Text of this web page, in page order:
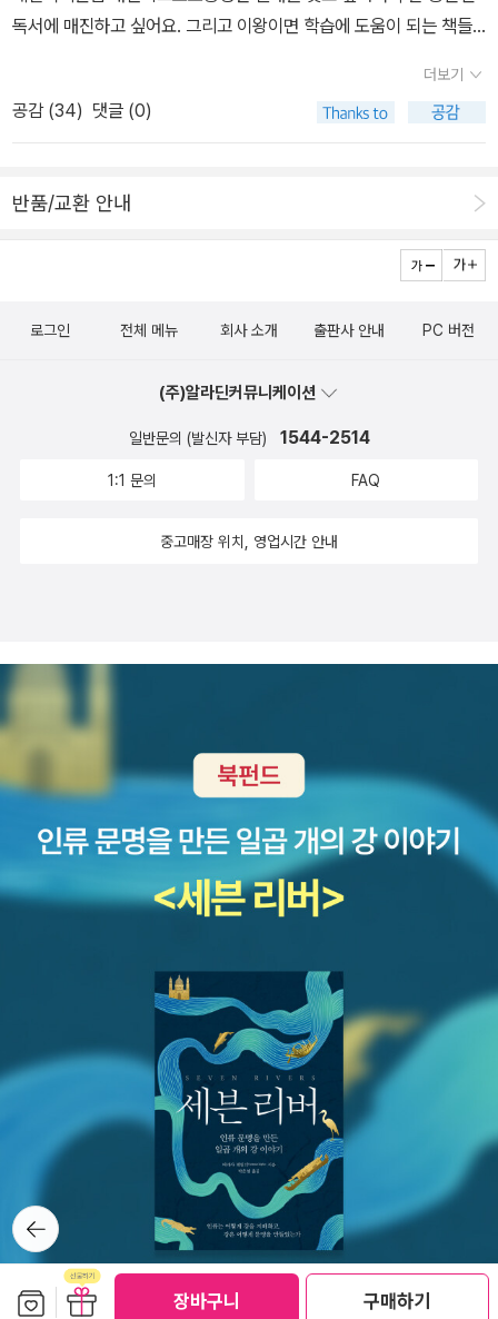
장바구니 구매하기
그림책 모두의 일러스트)가 만든 작품이라 나름 가치가 상당하다. 도
킨스의 글은 딱딱해서 쉽게 읽히는 편은 아니지만, 인간은 DNA의 숙
주일뿐이라는 획기적인 발상은 그를 최고의 생물학자의 위치로 올려
놓은 업적이라 관심을 갖지 않을 수 없다. 자신을 전투적 무신론자로
치오 카쿠처럼 재밌게 씌여져 있기를. 나도 부모의 입장이지만, 아이
갈비뼈로 이브를 만들었는데, 그 이브가 뱀의 유혹에 빠져 우리는 원
죄를 짓고 있다느니, 혹은 단군이 호랑이와 곰에게 동굴에서 마늘만
먹으면 사람이 될 수 있다고 해서 곰이 어둠컴컴한 동굴에서 몇날 며
하고 싶지는 않다. 만약 신화로 아이들에게 인류 기원이나 지구의 탄
대한 신화는 카쿠의 평행우주에서도 언급되었는데, 그러고 보면 옛날
사람들도 세상이 어떻게 시작되었는지, 사람은 어떻게 태어났는지에
의 선조들은 각 나라의 신화를 만들어 세상을, 인류의 기원을 이야기
작은 점에서 시작되었다. 러시아의 물리학자 조지 가모브는 만약 우
리 우주가 먼 옛날, 한 점에 집중되어 있었다고 한다면, 엄청난 고온,
고밀도의 상태였음에 틀림없다,고 말한다. 그리고 어느 순간 그 점이
한순간 폭발되었고, 빅뱅때 생성된 뜨거운 열 속에서 우주를 이루는
모든 원소들이 만들어졌다는 논문을 그의 제자인 알퍼와 함께 내 놓
았지만, 폭발 3초후 뜨거웠던 열기는 급속하게 냉각되면서 무거운 원
소를 만들어 낼 수 없다는 모순때문에 그의 이론은 한동안 폐기되었
다. 빅뱅 3초동안 만들어질 수 있는 원소는 가벼운 원소인 수소와 헬
륨이었고 그래서 우리 우주의 대부분을 차지하는 원소는 수소와 헬륨
단 말인가 ? 그와 대척점에 섰던, 정상상태우주론을 주장했던 프레드
호일에 의해 우주에서 어떻게 무거운 원소가 만들어 질 수 있는가를
밝혀지게 된다. 무거운 원소는 별의 내부에서 만들어지는데, 초신성
같이 엄청난 열로 끓고 있는 별의 내부에서 핵융합이 일어나ㅁ, 초신
성은 수명을 다하여 죽는 순간 온도가 조단위까지 올라가므로 별내부
에서 무거운 원소들이 만들어진다는 것이다. 우리가 현재 살고 있는
우주는 이렇게 가벼운 원소와 무거운 원소가 만나 만들어졌다. 그리
고 우주의 많은 별들중에서 우리가 살고 있는 지구는 유일한 생명체
가 살고 있는데, 다른 은하에도 생명체가 살 가능성은 많지만 아직 발
견되지 않았다. 단지 외계인이 있을 수 있다라는 짐작뿐이다. 지구에
서 어떻게 생명체가 탄생할 수 있었을까? 적절한 우연의 산물이라고
독서에 매진하고 싶어요. 그리고 이왕이면 학습에 도움이 되는 책들
은 것은 없는 것 같습니다. 물론 친구도 가족도 소중하지만 그 옆에 책
이 있으면 더욱 좋지요. 함께 책을 읽기도 하고, 서로 의견을 나누기도
하는 멋진 존재 - 책이 아닐까 싶어요.한 줄의 반성문 유타루 지음, 오
엄마들에게 모두 사랑을 받는 필독서같네요. 이번에 나온 책 제목이
[한 줄의 반성문]인 것을 보고, 학창시절이 떠오르는 분들이 많을 것
같네요.한 권으로 보는 그림 문화재 백과 이광표 지음, 이혁 그림 / 진
~ 으로 시작되는 책 모두 탐이 납니다.이 책을 보면서 우리나라 문화
트 - 전4권 조혜란 글.그림 / 보리 / 2010년 10월쿠폰북에서 나오는
개념잡는 수학동화 시리즈도 참 마음에 드는 책입니다.어려운 수학을
생들이 두고두고 읽으면 좋을 것 같네요.위엄가득 빅토리아 여왕 앨
2010년 10월주니어김영사에서 나오는 스테디셀러 .[앗, 이렇게 생
로니모 스틸턴 지음, 이현경 옮김 / 주니어랜덤 / 2010년 10월아이
반바퀴 김혜리 지음, 이량덕 그림 / 주니어김영사 / 2010년 10월영
어와 세계사 동시에 공부하기 우에다 이치조우 외 지음, 황혜숙 옮김,
송기영 감수 / 명진출판사 / 2010년 10월세계사 책에는 개인적으로
관심이 많은데, 영어와 세계사를 함께 공부할 수 있다는 홍보문구를
보고 그냥 지나칠 수 없었던 책 자음과 모음에서 나오는 과학자가 들
은 책만 골라야 할 것 같아 넘 아쉽네요. 나머지는 도서관에서...과학
자가 들려주는 과학 이야기 세트 도서 - 정말 탐이 납니다. 좀 무리를
하더라도 한 달에 한 세트씩 구입을 하면 어떨까 고민이 될만큼 과학
에 대해 참 재미있고 자세하게 써놓은 책이라 욕심이 나네요.과학 공
부할 때 두고두고 쭈욱 읽으면 정말 유익한 책. 코믹 메이플 스토리 오
프라인 RPG 42 송도수 지음, 서정은 그림 / 서울문화사 / 2010년 1
0월이 책은 머리 식히며 읽기에 딱 좋은 책. 어느 새 이렇게 많이 출간
이 되었는지... ^^이용규 내려놓음 2종 세트 (한정판) 이용규 지음 /
규장(규장문화사) / 2007년 12월 이외수 장편소설 컬렉션 - 전7권
이외수 지음 / 해냄 / 2010년 10월더블 - 전2권 박민규 지음 / 창비
(창작과비평사) / 2010년 11월이윤기의 그리스 로마 신화 세트 - 전
더보기
공감 (34) 댓글 (0)
반품/교환 안내
뒤로가
기
로그인 전체 메뉴 회사 소개 출판사 안내 PC 버전
(주)알라딘커뮤니케이션
일반문의 (발신자 부담) 1544-2514
1:1 문의 FAQ
중고매장 위치, 영업시간 안내